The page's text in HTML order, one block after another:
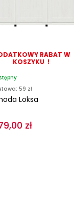
RABAT W
KOSZYKU !
59 zł
Loksa
zł